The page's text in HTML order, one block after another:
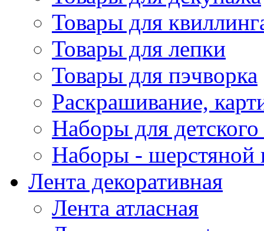
Товары для
Товары для лепки
Товары для пэчворка
Раскрашивание,
Наборы для
Наборы - шерстяной
Лента декоративная
Лента атласная